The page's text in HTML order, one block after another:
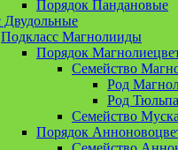
Порядок Пандановые
Двудольные
Подкласс Магнолииды
Порядок
Семейство
Род
Род
Семейство
Порядок